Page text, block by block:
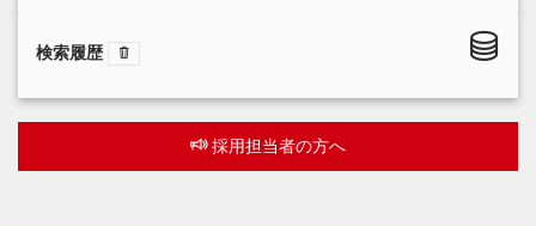
検索履歴
採用担当者の方へ